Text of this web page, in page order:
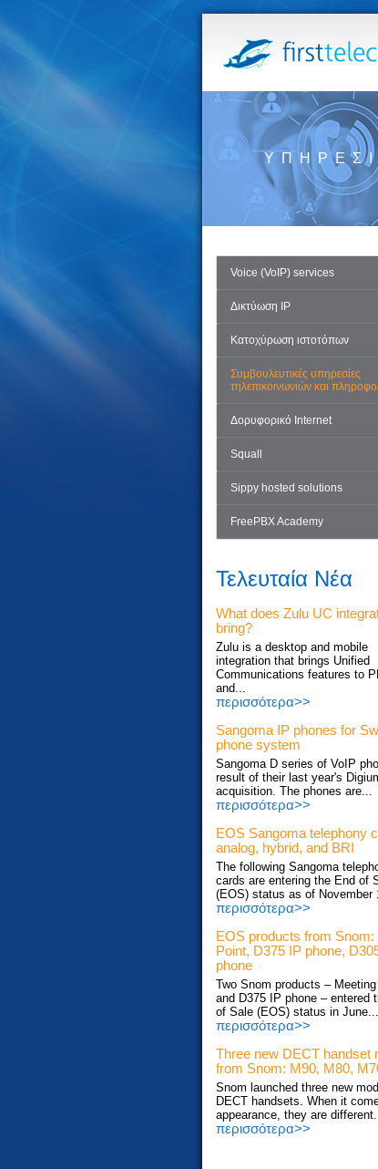
Voice (VoIP) services
Δικτύωση IP
Κατοχύρωση ιστοτόπων
Συμβουλευτικές υπηρεσίες
τηλεπικοινωνιών και
Δορυφορικό Internet
Squall
Sippy hosted solutions
FreePBX Academy
Τελευταία Νέα
What does Zulu UC
bring?
Zulu is a desktop and mobile
integration that brings Unified
Communications features to
and...
περισσότερα>>
Sangoma IP phones for
phone system
Sangoma D series of VoIP
result of their last year's
acquisition. The phones are...
περισσότερα>>
EOS Sangoma telephony
analog, hybrid, and BRI
The following Sangoma
cards are entering the End of
(EOS) status as of November
περισσότερα>>
EOS products from Snom:
Point, D375 IP phone,
phone
Two Snom products –
and D375 IP phone – entered
of Sale (EOS) status in June...
περισσότερα>>
Three new DECT handset
from Snom: M90, M80,
Snom launched three new
DECT handsets. When it
appearance, they are
περισσότερα>>